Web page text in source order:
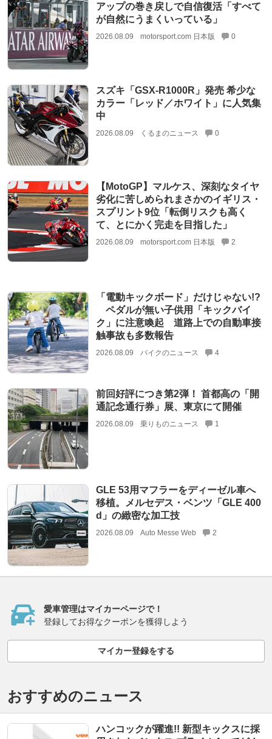
アップの巻き戻しで自信復活「すべて
が自然にうまくいっている」
2026.08.09 motorsport.com 日本版 0
スズキ「GSX-R1000R」発売 希少な
カラー「レッド／ホワイト」に人気集
中
2026.08.09 くるまのニュース 0
【MotoGP】マルケス、深刻なタイヤ
劣化に苦しめられまさかのイギリス・
スプリント9位「転倒リスクも高く
て、とにかく完走を目指した」
2026.08.09 motorsport.com 日本版 2
「電動キックボード」だけじゃない!?
ペダルが無い子供用「キックバイ
ク」に注意喚起 道路上での自動車接
触事故も多数報告
2026.08.09 バイクのニュース 4
前回好評につき第2弾！ 首都高の「開
通記念通行券」展、東京にて開催
2026.08.09 乗りものニュース 1
GLE 53用マフラーをディーゼル車へ
移植。メルセデス・ベンツ「GLE 400
d」の緻密な加工技
2026.08.09 Auto Messe Web 2
愛車管理はマイカーページで！
登録してお得なクーポンを獲得しよう
マイカー登録をする
おすすめのニュース
ハンコックが躍進!! 新型キックスに採